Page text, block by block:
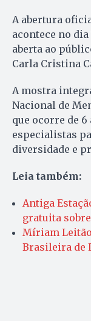
A abertura
acontece no
aberta ao
Carla Cristina
A mostra
Nacional de
que ocorre de 6
especialistas
diversidade e
Leia também:
Antiga
gratuita
Míriam
Brasileira de